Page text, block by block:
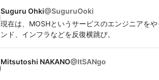
Suguru Ohki@SuguruOoki
現在は、MOSHというサービスのエンジニアを
ンド、インフラなどを反復横跳び。
Mitsutoshi NAKANO@ItSANgo